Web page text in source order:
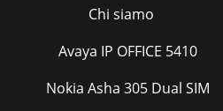
Chi siamo
Avaya IP OFFICE 5410
Nokia Asha 305 Dual SIM